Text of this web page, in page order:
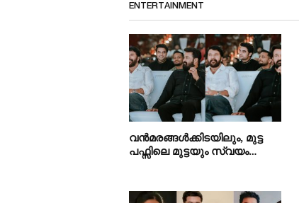
ENTERTAINMENT
വന്‍മരങ്ങള്‍ക്കിടയിലും, മുട്ട
പഫ്സിലെ മുട്ടയും സ്വയം…